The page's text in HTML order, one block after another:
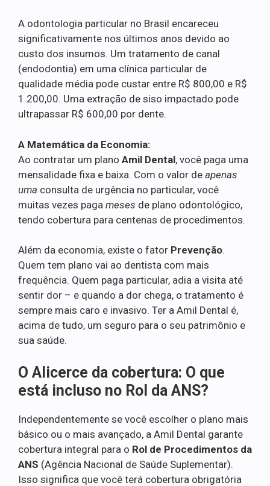
A odontologia particular no Brasil encareceu
significativamente nos últimos anos devido ao
custo dos insumos. Um tratamento de canal
(endodontia) em uma clínica particular de
qualidade média pode custar entre R$ 800,00 e R$
1.200,00. Uma extração de siso impactado pode
ultrapassar R$ 600,00 por dente.
A Matemática da Economia:
Ao contratar um plano Amil Dental, você paga uma
mensalidade fixa e baixa. Com o valor de apenas
uma consulta de urgência no particular, você
muitas vezes paga meses de plano odontológico,
tendo cobertura para centenas de procedimentos.
Além da economia, existe o fator Prevenção.
Quem tem plano vai ao dentista com mais
frequência. Quem paga particular, adia a visita até
sentir dor – e quando a dor chega, o tratamento é
sempre mais caro e invasivo. Ter a Amil Dental é,
acima de tudo, um seguro para o seu patrimônio e
sua saúde.
O Alicerce da cobertura: O que
está incluso no Rol da ANS?
Independentemente se você escolher o plano mais
básico ou o mais avançado, a Amil Dental garante
cobertura integral para o Rol de Procedimentos da
ANS (Agência Nacional de Saúde Suplementar).
Isso significa que você terá cobertura obrigatória